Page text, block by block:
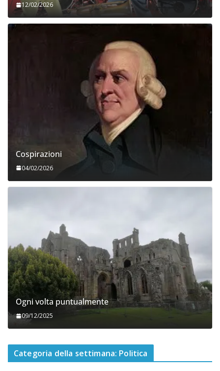
12/02/2026
Cospirazioni
04/02/2026
Ogni volta puntualmente
09/12/2025
Categoria della settimana: Politica